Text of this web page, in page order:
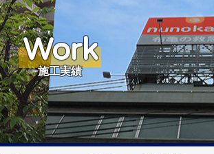
Work
施工実績